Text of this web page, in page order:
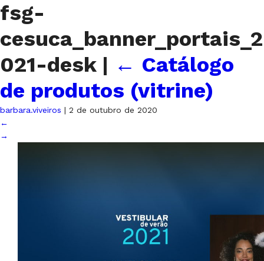
fsg-
cesuca_banner_portais_2
021-desk | ← Catálogo
de produtos (vitrine)
barbara.viveiros | 2 de outubro de 2020
←
→